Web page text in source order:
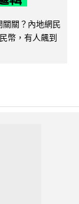
關？內地網民
幣，有人飆到